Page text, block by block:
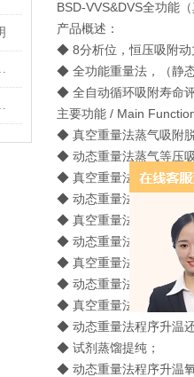
分析仪的吸附
和主要系统功能
BSD-VVS&DVS全功能
产品概述：
◆ 8分析位，恒压吸附动
◆ 全功能重量法，（静
◆ 全自动循环吸附寿命
主要功能 / Main
◆ 真空重量法蒸气吸附
◆ 动态重量法蒸气等压
◆ 真空重量法蒸气等压
◆ 动态重量法气体吸附
◆ 真空重量法气体吸附
◆ 动态重量法气体等压
◆ 真空重量法气体等压
◆ 动态重量法程序升温脱
◆ 真空重量法程序升温
◆ 动态重量法程序升温
◆ 试剂蒸馏提纯；
◆ 动态重量法程序升温